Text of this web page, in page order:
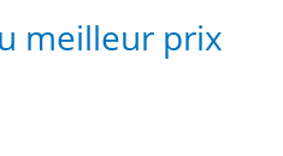
meilleur prix